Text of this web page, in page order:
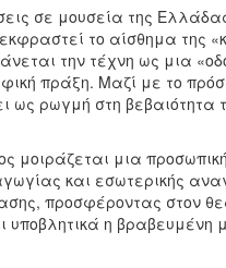
σε μουσεία της Ελλάδας
το αίσθημα της
την τέχνη ως μια
πράξη. Μαζί με το
ως ρωγμή στη
μοιράζεται μια
και εσωτερικής
προσφέροντας στον
υποβλητικά η βραβευμένη